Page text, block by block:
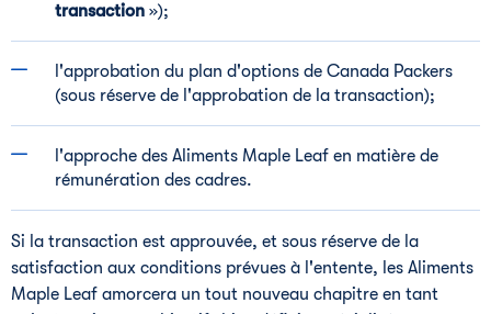
transaction »);
l'approbation du plan d'options de Canada Packers
(sous réserve de l'approbation de la transaction);
l'approche des Aliments Maple Leaf en matière de
rémunération des cadres.
Si la transaction est approuvée, et sous réserve de la
satisfaction aux conditions prévues à l'entente, les Aliments
Maple Leaf amorcera un tout nouveau chapitre en tant